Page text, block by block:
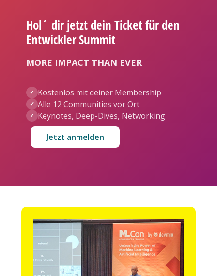
Hol´ dir jetzt dein Ticket für den
Entwickler Summit
MORE IMPACT THAN EVER
✓ Kostenlos mit deiner Membership
✓ Alle 12 Communities vor Ort
✓ Keynotes, Deep-Dives, Networking
Jetzt anmelden